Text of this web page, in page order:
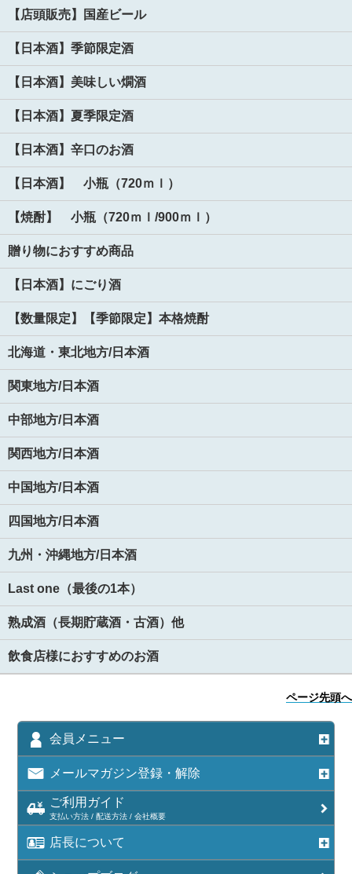
【店頭販売】国産ビール
【日本酒】季節限定酒
【日本酒】美味しい燗酒
【日本酒】夏季限定酒
【日本酒】辛口のお酒
【日本酒】 小瓶（720ｍｌ）
【焼酎】 小瓶（720ｍｌ/900ｍｌ）
贈り物におすすめ商品
【日本酒】にごり酒
【数量限定】【季節限定】本格焼酎
北海道・東北地方/日本酒
関東地方/日本酒
中部地方/日本酒
関西地方/日本酒
中国地方/日本酒
四国地方/日本酒
九州・沖縄地方/日本酒
Last one（最後の1本）
熟成酒（長期貯蔵酒・古酒）他
飲食店様におすすめのお酒
ページ先頭へ
会員メニュー
メールマガジン登録・解除
ご利用ガイド
支払い方法 / 配送方法 / 会社概要
店長について